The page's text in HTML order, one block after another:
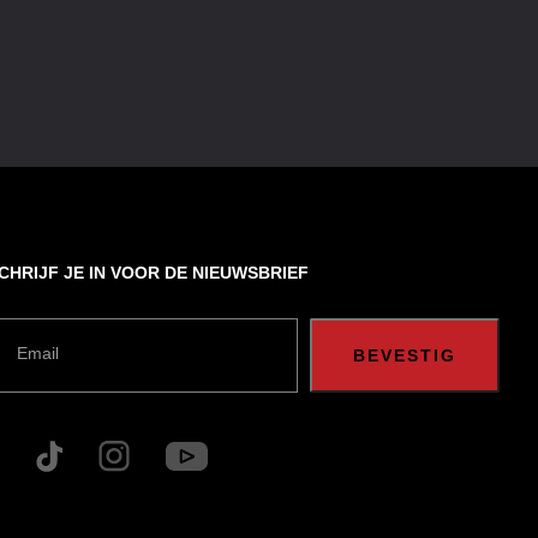
JE IN VOOR DE NIEUWSBRIEF
Email BEVESTIG